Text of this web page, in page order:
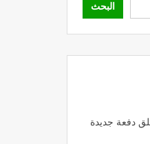
البحث
دفعة جديدة